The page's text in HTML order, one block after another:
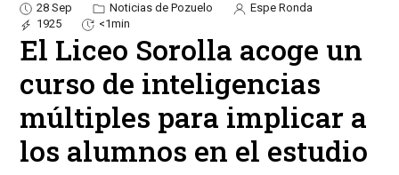
28 Sep Noticias de Pozuelo
Espe Ronda
1925
<1min
El Liceo Sorolla acoge un
curso de inteligencias
múltiples para implicar a
los alumnos en el estudio